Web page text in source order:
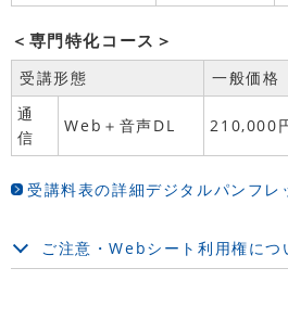
＜専門特化コース＞
受講形態 一般価格
通
信
Web＋音声DL 210,000
受講料表の詳細デジタルパンフレ
ご注意・Webシート利用権につ